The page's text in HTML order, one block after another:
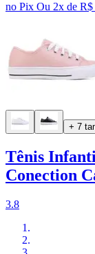
no Pix Ou 2x de R$
+ 7
Tênis
Conection
3.8